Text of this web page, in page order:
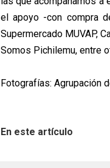
el apoyo -con compra
Supermercado MUVAP,
Somos Pichilemu, entre
Fotografías: Agrupación
En este artículo